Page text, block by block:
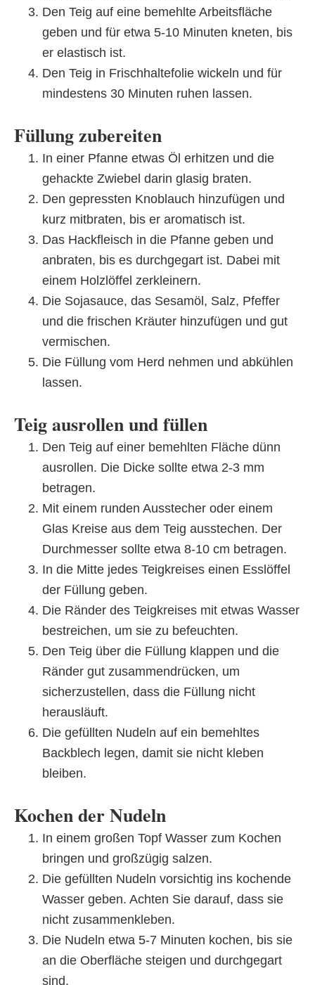
Den Teig auf eine bemehlte Arbeitsfläche
geben und für etwa 5-10 Minuten kneten, bis
er elastisch ist.
Den Teig in Frischhaltefolie wickeln und für
mindestens 30 Minuten ruhen lassen.
Füllung zubereiten
In einer Pfanne etwas Öl erhitzen und die
gehackte Zwiebel darin glasig braten.
Den gepressten Knoblauch hinzufügen und
kurz mitbraten, bis er aromatisch ist.
Das Hackfleisch in die Pfanne geben und
anbraten, bis es durchgegart ist. Dabei mit
einem Holzlöffel zerkleinern.
Die Sojasauce, das Sesamöl, Salz, Pfeffer
und die frischen Kräuter hinzufügen und gut
vermischen.
Die Füllung vom Herd nehmen und abkühlen
lassen.
Teig ausrollen und füllen
Den Teig auf einer bemehlten Fläche dünn
ausrollen. Die Dicke sollte etwa 2-3 mm
betragen.
Mit einem runden Ausstecher oder einem
Glas Kreise aus dem Teig ausstechen. Der
Durchmesser sollte etwa 8-10 cm betragen.
In die Mitte jedes Teigkreises einen Esslöffel
der Füllung geben.
Die Ränder des Teigkreises mit etwas Wasser
bestreichen, um sie zu befeuchten.
Den Teig über die Füllung klappen und die
Ränder gut zusammendrücken, um
sicherzustellen, dass die Füllung nicht
herausläuft.
Die gefüllten Nudeln auf ein bemehltes
Backblech legen, damit sie nicht kleben
bleiben.
Kochen der Nudeln
In einem großen Topf Wasser zum Kochen
bringen und großzügig salzen.
Die gefüllten Nudeln vorsichtig ins kochende
Wasser geben. Achten Sie darauf, dass sie
nicht zusammenkleben.
Die Nudeln etwa 5-7 Minuten kochen, bis sie
an die Oberfläche steigen und durchgegart
sind.